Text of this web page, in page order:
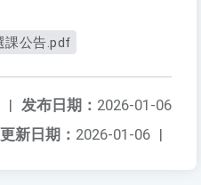
課公告.pdf
发布日期： 2026-01-06
|
新日期： 2026-01-06 |